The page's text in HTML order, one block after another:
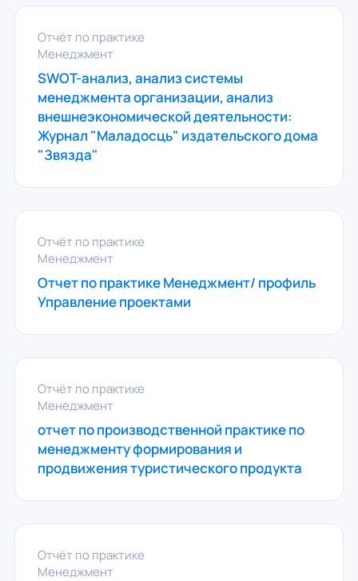
Отчёт по практике
Менеджмент
SWOT-анализ, анализ системы
менеджмента организации, анализ
внешнеэкономической деятельности:
Журнал "Маладосць" издательского дома
"Звязда"
Отчёт по практике
Менеджмент
Отчет по практике Менеджмент/ профиль
Управление проектами
Отчёт по практике
Менеджмент
отчет по производственной практике по
менеджменту формирования и
продвижения туристического продукта
Отчёт по практике
Менеджмент